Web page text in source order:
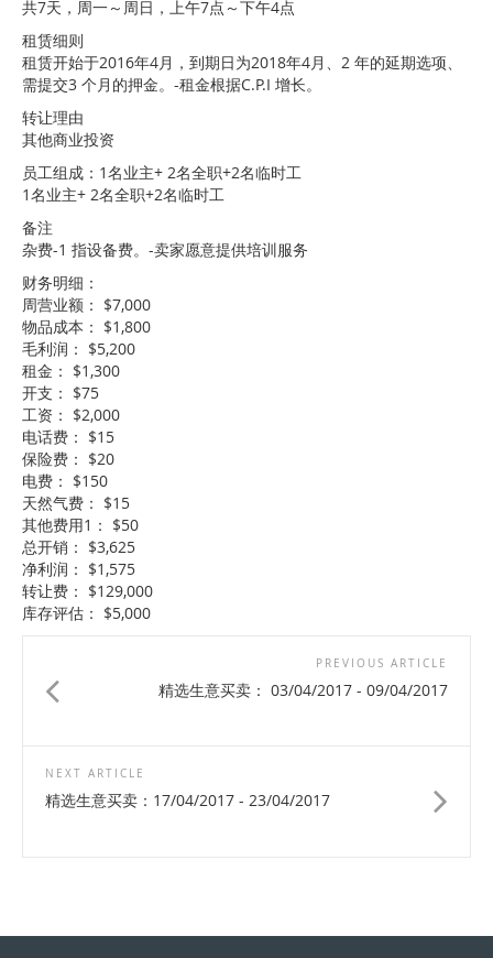
共7天，周一～周日，上午7点～下午4点
租赁细则
租赁开始于2016年4月，到期日为2018年4月、2 年的延期选项、
需提交3 个月的押金。-租金根据C.P.I 增长。
转让理由
其他商业投资
员工组成：1名业主+ 2名全职+2名临时工
1名业主+ 2名全职+2名临时工
备注
杂费-1 指设备费。-卖家愿意提供培训服务
财务明细：
周营业额： $7,000
物品成本： $1,800
毛利润： $5,200
租金： $1,300
开支： $75
工资： $2,000
电话费： $15
保险费： $20
电费： $150
天然气费： $15
其他费用1： $50
总开销： $3,625
净利润： $1,575
转让费： $129,000
库存评估： $5,000
PREVIOUS ARTICLE
精选生意买卖： 03/04/2017 - 09/04/2017
NEXT ARTICLE
精选生意买卖：17/04/2017 - 23/04/2017